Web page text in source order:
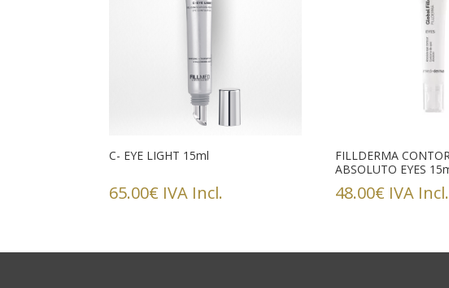
C- EYE LIGHT 15ml
65.00€ IVA Incl.
FILLDERMA
ABSOLUTO EYES
48.00€ IVA Incl.